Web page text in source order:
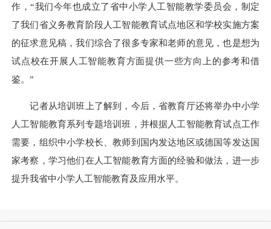
作， “我们今年也成立了省中小学人工智能教学委员会，制定
了我们省义务教育阶段人工智能教育试点地区和学校实施方案
的征求意见稿，我们综合了很多专家和老师的意见，也是想为
试点校在开展人工智能教育方面提供一些方向上的参考和借
鉴。”
记者从培训班上了解到，今后，省教育厅还将举办中小学
人工智能教育系列专题培训班，并根据人工智能教育试点工作
需要，组织中小学校长、教师到国内发达地区或德国等发达国
家考察，学习他们在人工智能教育方面的经验和做法，进一步
提升我省中小学人工智能教育及应用水平。